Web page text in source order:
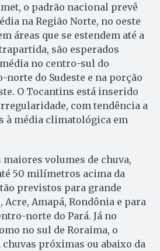
o padrão nacional prevê
na Região Norte, no oeste
áreas que se estendem até a
são esperados
no centro-sul do
norte do Sudeste e na porção
O Tocantins está inserido
com tendência a
média climatológica em
maiores volumes de chuva,
50 milímetros acima da
previstos para grande
Acre, Amapá, Rondônia e para
norte do Pará. Já no
no sul de Roraima, o
próximas ou abaixo da